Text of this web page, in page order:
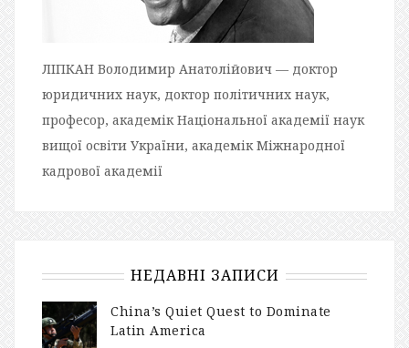
ЛІПКАН Володимир Анатолійович — доктор
юридичних наук, доктор політичних наук,
професор, академік Національної академії наук
вищої освіти України, академік Міжнародної
кадрової академії
НЕДАВНІ ЗАПИСИ
China’s Quiet Quest to Dominate
Latin America